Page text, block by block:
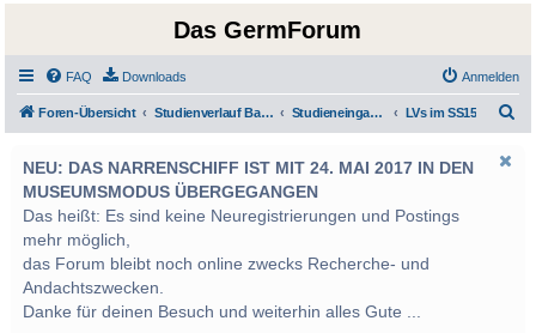
Das GermForum
FAQ Downloads Anmelden
Foren-Übersicht Studienverlauf Bachelor-/Masterstudien sowie UF Deutsch Studieneingangsphase und Grundlagen LVs im SS15
NEU: DAS NARRENSCHIFF IST MIT 24. MAI 2017 IN DEN
MUSEUMSMODUS ÜBERGEGANGEN
Das heißt: Es sind keine Neuregistrierungen und Postings
mehr möglich,
das Forum bleibt noch online zwecks Recherche- und
Andachtszwecken.
Danke für deinen Besuch und weiterhin alles Gute ...